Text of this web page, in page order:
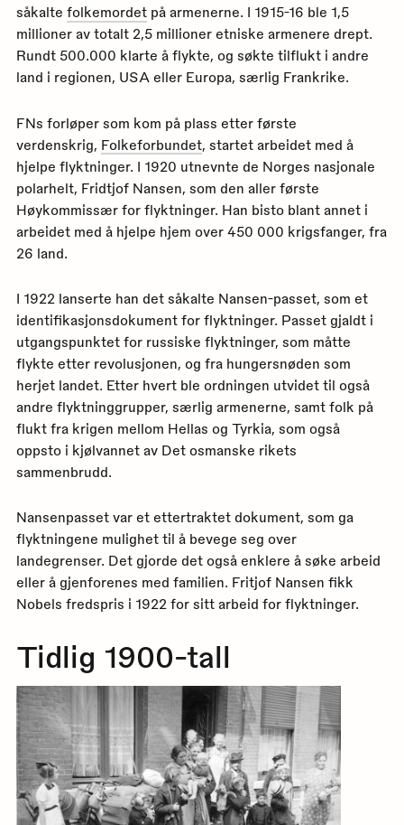
såkalte folkemordetpå armenerne. I 1915-16 ble 1,5
millioner av totalt 2,5 millioner etniske armenere drept.
Rundt 500.000 klarte å flykte, og søkte tilflukt i andre
land i regionen, USA eller Europa, særlig Frankrike.
FNs forløper som kom på plass etter første
verdenskrig, Folkeforbundet, startet arbeidet med å
hjelpe flyktninger. I 1920 utnevnte de Norges nasjonale
polarhelt, Fridtjof Nansen, som den aller første
Høykommissær for flyktninger. Han bisto blant annet i
arbeidet med å hjelpe hjem over 450 000 krigsfanger, fra
26 land.
I 1922 lanserte han det såkalte Nansen-passet, som et
identifikasjonsdokument for flyktninger. Passet gjaldt i
utgangspunktet for russiske flyktninger, som måtte
flykte etter revolusjonen, og fra hungersnøden som
herjet landet. Etter hvert ble ordningen utvidet til også
andre flyktninggrupper, særlig armenerne, samt folk på
flukt fra krigen mellom Hellas og Tyrkia, som også
oppsto i kjølvannet av Det osmanske rikets
sammenbrudd.
Nansenpasset var et ettertraktet dokument, som ga
flyktningene mulighet til å bevege seg over
landegrenser. Det gjorde det også enklere å søke arbeid
eller å gjenforenes med familien. Fritjof Nansen fikk
Nobels fredspris i 1922 for sitt arbeid for flyktninger.
Tidlig 1900-tall